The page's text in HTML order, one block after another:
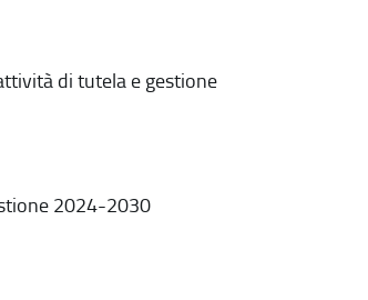
di tutela e gestione
2024-2030